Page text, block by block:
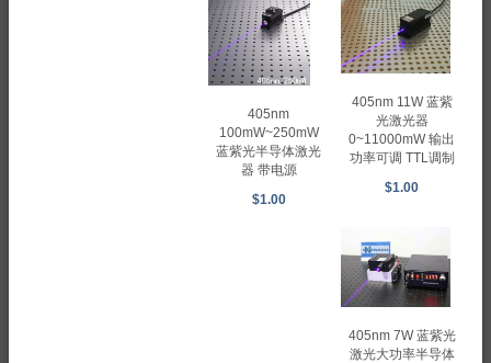
405nm
100mW~250mW
蓝紫光半导体激光
器 带电源
$1.00
405nm 11W 蓝紫
光激光器
0~11000mW 输出
功率可调 TTL调制
$1.00
405nm 7W 蓝紫光
激光大功率半导体